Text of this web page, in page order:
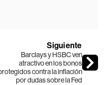
Siguiente
Barclays y HSBC ven
atractivo en los bonos
contra la inflación
por dudas sobre la Fed